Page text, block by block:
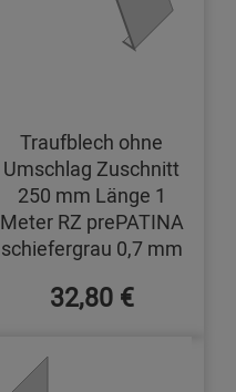
Traufblech ohne
Umschlag Zuschnitt
250 mm Länge 1
Meter RZ prePATINA
schiefergrau 0,7 mm
32,80 €